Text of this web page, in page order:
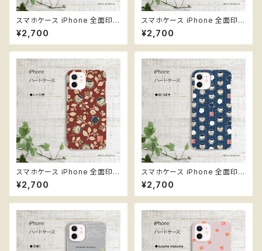
スマホケース iPhone 全面印刷
ハードケース ススメ隊長 ＊mu
sic
¥2,700
スマホケース iPhone 全面印刷
ハードケース ススメ隊長 ＊ボタ
ニカル
¥2,700
スマホケース iPhone 全面印刷
ハードケース ススメ隊長 ＊レト
ロ赤
¥2,700
スマホケース iPhone 全面印刷
ハードケース ススメ隊長 ＊縞つ
ばき
¥2,700